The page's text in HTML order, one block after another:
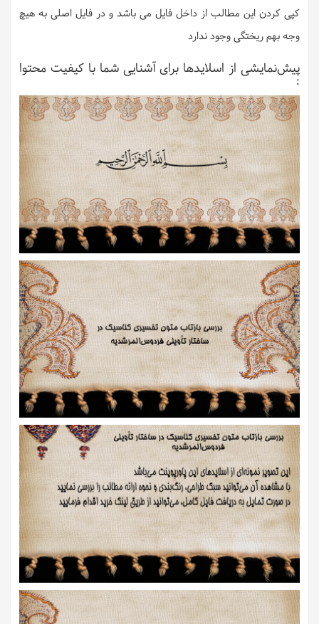
کپی کردن این مطالب از داخل فایل می باشد و در فایل اصلی به هیچ
وجه بهم ریختگی وجود ندارد
پیش‌نمایشی از اسلایدها برای آشنایی شما با کیفیت محتوا
: